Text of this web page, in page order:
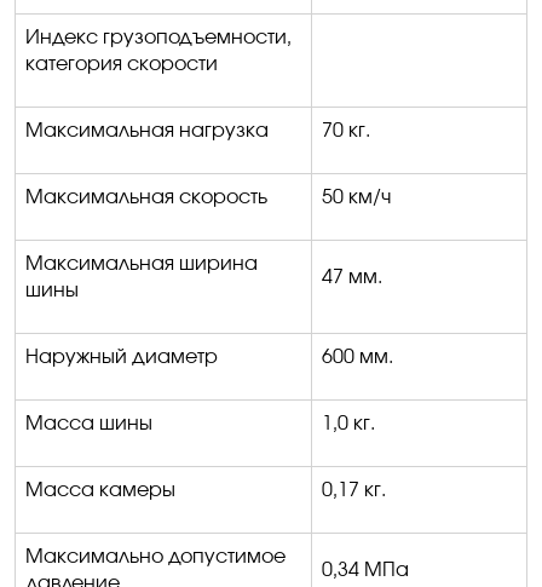
Индекс грузоподъемности,
категория скорости
Максимальная нагрузка 70 кг.
Максимальная скорость 50 км/ч
Максимальная ширина
шины
47 мм.
Наружный диаметр 600 мм.
Масса шины 1,0 кг.
Масса камеры 0,17 кг.
Максимально допустимое
0,34 МПа